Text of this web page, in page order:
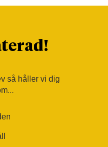
så håller vi dig